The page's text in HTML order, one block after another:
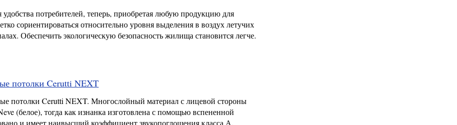
потребителей, теперь, приобретая любую продукцию для
сориентироваться относительно уровня выделения в воздух летучих
Обеспечить экологическую безопасность жилища становится легче.
потолки Cerutti NEXT
потолки Cerutti NEXT. Многослойный материал с лицевой стороны
(белое), тогда как изнанка изготовлена с помощью вспененной
и имеет наивысший коэффициент звукопоглощения класса А.